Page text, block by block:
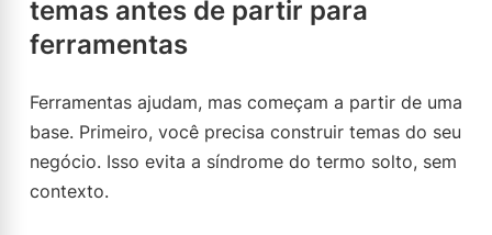
temas antes de partir para
ferramentas
Ferramentas ajudam, mas começam a partir de uma
base. Primeiro, você precisa construir temas do seu
negócio. Isso evita a síndrome do termo solto, sem
contexto.